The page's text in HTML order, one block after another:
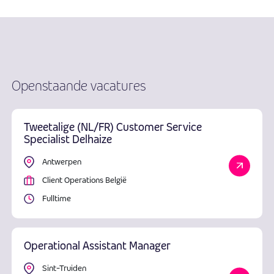
Openstaande vacatures
Tweetalige (NL/FR) Customer Service
Specialist Delhaize
Antwerpen
Client Operations België
Fulltime
Operational Assistant Manager
Sint-Truiden